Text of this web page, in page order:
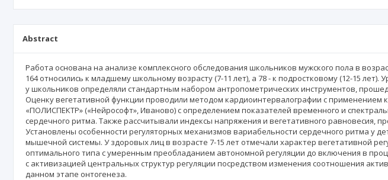
Abstract
Работа основана на анализе комплексного обследования школьников мужского пола в
164 относились к младшему школьному возрасту (7-11 лет), а 78 - к подростковому (12-15 лет).
у школьников определяли стандартным набором антропометрических инструментов,
Оценку вегетативной функции проводили методом кардиоинтервалографии с применением
«ПОЛИСПЕКТР» («Нейрософт», Иваново) с определением показателей временного и
сердечного ритма. Также рассчитывали индексы напряжения и вегетативного равновесия,
Установлены особенности регуляторных механизмов вариабельности сердечного ритма у
мышечной системы. У здоровых лиц в возрасте 7-15 лет отмечали характер вегетативной
оптимального типа с умеренным преобладанием автономной регуляции до включения в
с активизацией центральных структур регуляции посредством изменения соотношения
данном этапе онтогенеза.